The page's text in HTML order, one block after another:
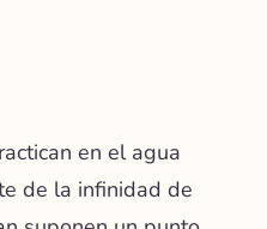
en el agua
de la infinidad de